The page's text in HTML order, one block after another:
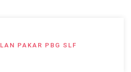
PAKAR PBG SLF